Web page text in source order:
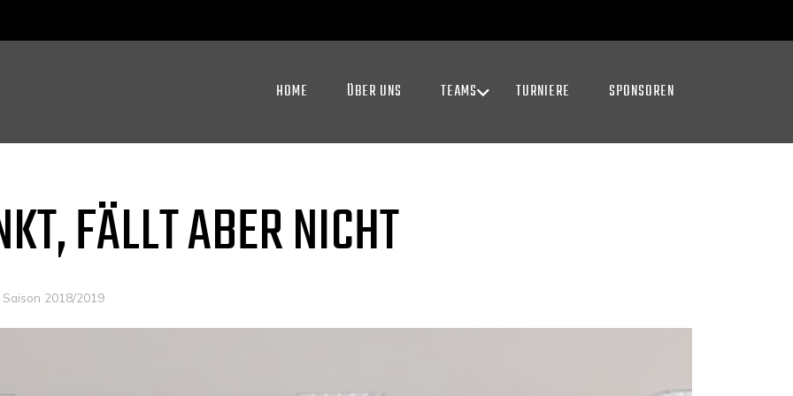
HOME ÜBER UNS TEAMS TURNIERE SPONSOREN
FÄLLT ABER NICHT
Saison 2018/2019